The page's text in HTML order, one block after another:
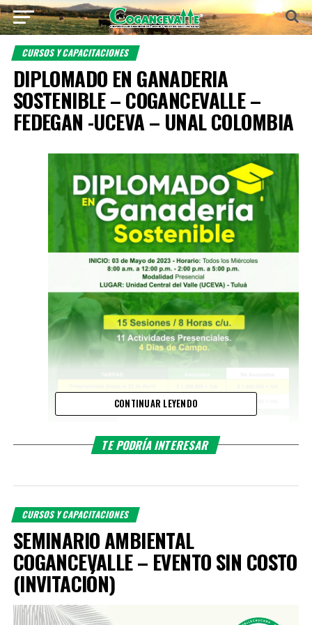
CURSOS Y CAPACITACIONES
DIPLOMADO EN GANADERIA
SOSTENIBLE – COGANCEVALLE –
FEDEGAN -UCEVA – UNAL COLOMBIA
CONTINUAR LEYENDO
TE PODRÍA INTERESAR
CURSOS Y CAPACITACIONES
SEMINARIO AMBIENTAL
COGANCEVALLE – EVENTO SIN COSTO
(INVITACIÓN)